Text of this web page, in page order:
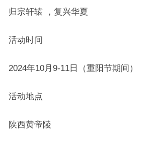
归宗轩辕 ，复兴华夏
活动时间
2024年10月9-11日（重阳节期间）
活动地点
陕西黄帝陵